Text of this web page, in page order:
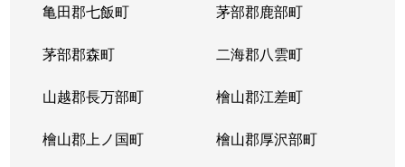
亀田郡七飯町 茅部郡鹿部町
茅部郡森町 二海郡八雲町
山越郡長万部町 檜山郡江差町
檜山郡上ノ国町 檜山郡厚沢部町